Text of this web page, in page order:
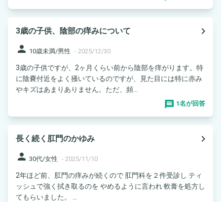
3歳の子供、陰部の痒みについて
navigate_next
person 10歳未満/男性 - 2025/12/30
3歳の子供ですが、2ヶ月くらい前から陰部を痒がります。特
に陰嚢付近をよく掻いているのですが、見た目には特に赤み
やキズはあまりありません。ただ、頻...
1名が回答
長く続く肛門のかゆみ
navigate_next
person 30代/女性 - 2025/11/10
2年ほど前、肛門の痒みが続くので 肛門科を２件受診し ティ
ッシュで強く拭き取るのを やめるように言われ 軟膏を処方し
てもらいました。 ...